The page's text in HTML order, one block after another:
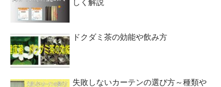
しく解説
ドクダミ茶の効能や飲み方
失敗しないカーテンの選び方～種類や